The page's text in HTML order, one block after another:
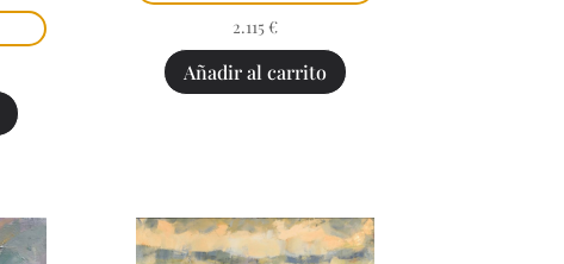
2.115 €
Añadir al carrito